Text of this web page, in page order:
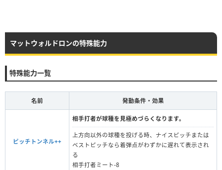
マットウォルドロンの特殊能力
特殊能力一覧
名前 発動条件・効果
ピッチトンネル++
相手打者が球種を見極めづらくなります。
上方向以外の球種を投げる時、ナイスピッチまたは
ベストピッチなら着弾点がわずかに遅れて表示され
る
相手打者ミート-8